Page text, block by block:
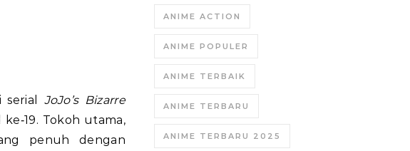
serial JoJo’s Bizarre
Tokoh utama,
penuh dengan
ANIME ACTION
ANIME POPULER
ANIME TERBAIK
ANIME TERBARU
ANIME TERBARU 2025